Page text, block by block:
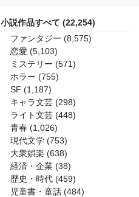
小説作品すべて (22,254)
ファンタジー (8,575)
恋愛 (5,103)
ミステリー (571)
ホラー (755)
SF (1,187)
キャラ文芸 (298)
ライト文芸 (448)
青春 (1,026)
現代文学 (753)
大衆娯楽 (638)
経済・企業 (38)
歴史・時代 (459)
児童書・童話 (484)